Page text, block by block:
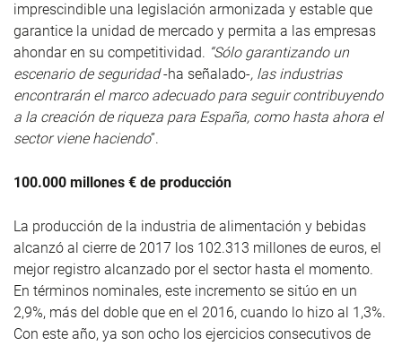
imprescindible una legislación armonizada y estable que
garantice la unidad de mercado y permita a las empresas
ahondar en su competitividad. “Sólo garantizando un
escenario de seguridad-ha señalado-, las industrias
encontrarán el marco adecuado para seguir contribuyendo
a la creación de riqueza para España, como hasta ahora el
sector viene haciendo”.
100.000 millones € de producción
La producción de la industria de alimentación y bebidas
alcanzó al cierre de 2017 los 102.313 millones de euros, el
mejor registro alcanzado por el sector hasta el momento.
En términos nominales, este incremento se sitúo en un
2,9%, más del doble que en el 2016, cuando lo hizo al 1,3%.
Con este año, ya son ocho los ejercicios consecutivos de